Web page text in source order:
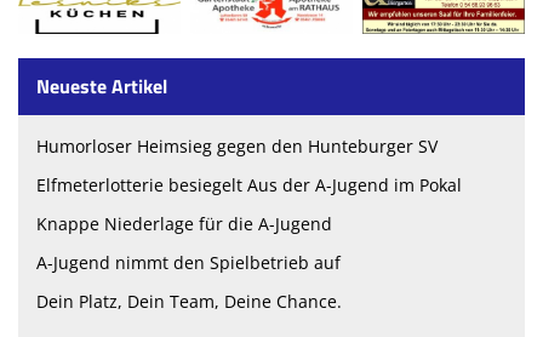
Neueste Artikel
Humorloser Heimsieg gegen den Hunteburger SV
Elfmeterlotterie besiegelt Aus der A-Jugend im Pokal
Knappe Niederlage für die A-Jugend
A-Jugend nimmt den Spielbetrieb auf
Dein Platz, Dein Team, Deine Chance.